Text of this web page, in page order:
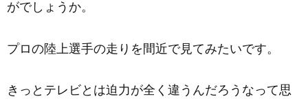
がでしょうか。
プロの陸上選手の走りを間近で見てみたいです。
きっとテレビとは迫力が全く違うんだろうなって思